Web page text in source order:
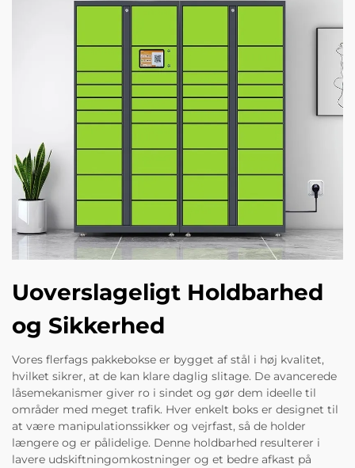
Uoverslageligt Holdbarhed
og Sikkerhed
Vores flerfags pakkebokse er bygget af stål i høj kvalitet,
hvilket sikrer, at de kan klare daglig slitage. De avancerede
låsemekanismer giver ro i sindet og gør dem ideelle til
områder med meget trafik. Hver enkelt boks er designet til
at være manipulationssikker og vejrfast, så de holder
længere og er pålidelige. Denne holdbarhed resulterer i
lavere udskiftningomkostninger og et bedre afkast på